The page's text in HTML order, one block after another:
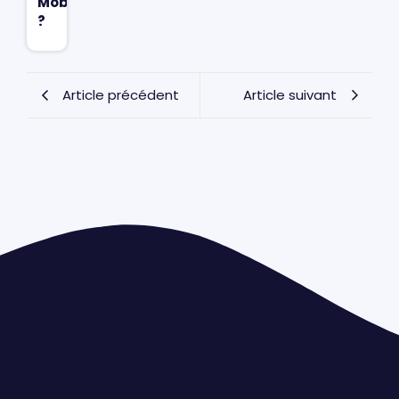
?
Article précédent Article suivant